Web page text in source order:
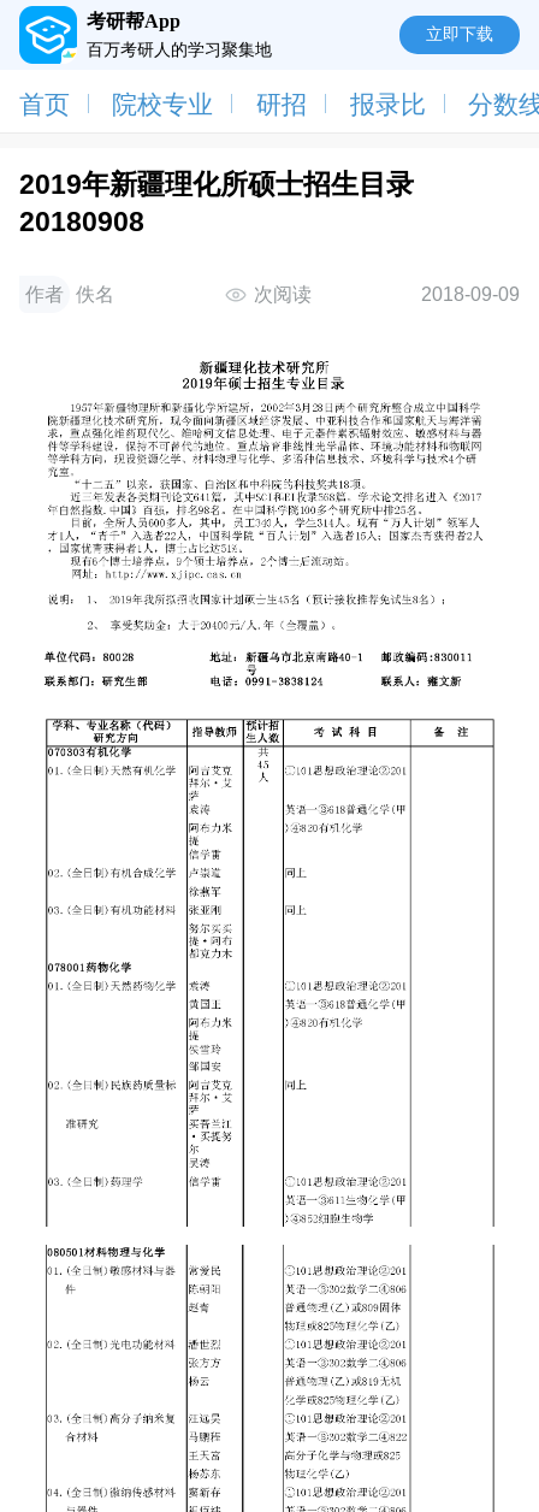
考研帮App
百万考研人的学习聚集地
立即下载
首页 院校专业 研招 报录比 分数
2019年新疆理化所硕士招生目录
20180908
作者 佚名 次阅读 2018-09-09